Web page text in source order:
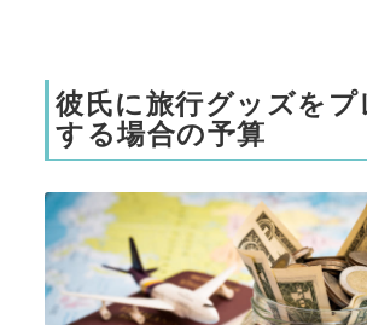
彼氏に旅行グッズをプ
する場合の予算